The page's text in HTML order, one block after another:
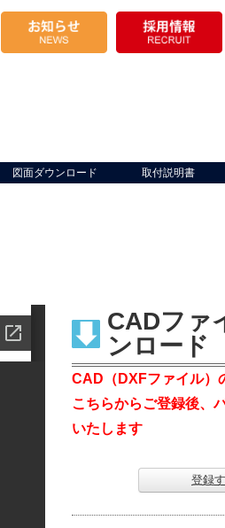
図面ダウンロード 取付説明書
CADファ
ンロード
CAD（DXFファイル）
こちらからご登録後、
いたします
登録